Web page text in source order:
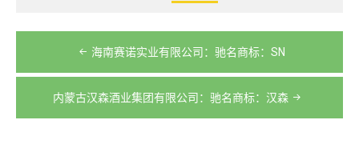
章
海南赛诺实业有限公司：驰名商标：SN
内蒙古汉森酒业集团有限公司：驰名商标：汉森